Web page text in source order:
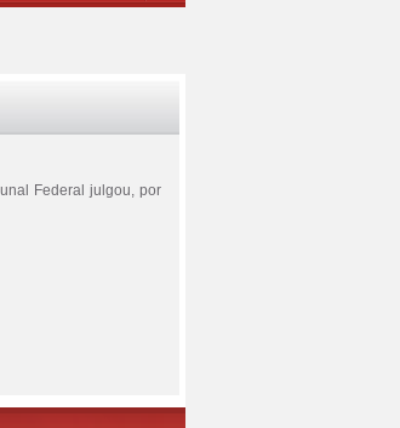
Federal julgou, por